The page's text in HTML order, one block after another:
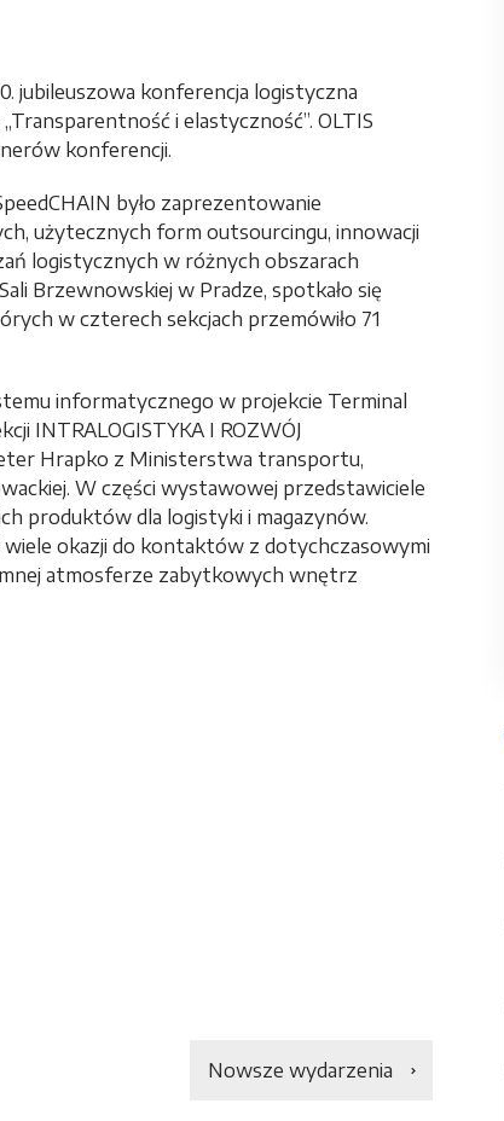
jubileuszowa konferencja logistyczna
i elastyczność”. OLTIS
konferencji.
było zaprezentowanie
użytecznych form outsourcingu, innowacji
logistycznych w różnych obszarach
Brzewnowskiej w Pradze, spotkało się
w czterech sekcjach przemówiło 71
informatycznego w projekcie Terminal
INTRALOGISTYKA I ROZWÓJ
Hrapko z Ministerstwa transportu,
W części wystawowej przedstawiciele
produktów dla logistyki i magazynów.
okazji do kontaktów z dotychczasowymi
atmosferze zabytkowych wnętrz
Nowsze wydarzenia